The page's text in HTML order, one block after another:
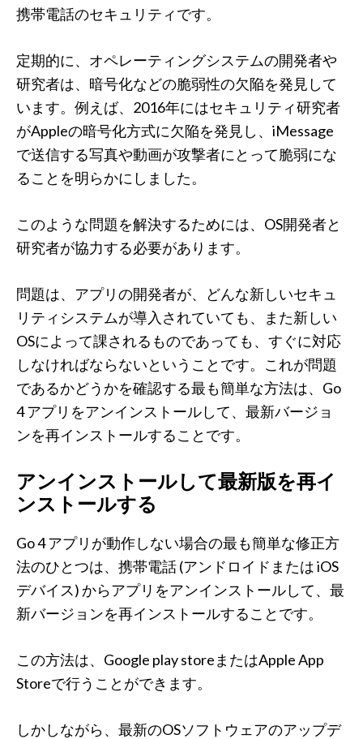
携帯電話のセキュリティです。
定期的に、オペレーティングシステムの開発者や
研究者は、暗号化などの脆弱性の欠陥を発見して
います。例えば、2016年にはセキュリティ研究者
がAppleの暗号化方式に欠陥を発見し、iMessage
で送信する写真や動画が攻撃者にとって脆弱にな
ることを明らかにしました。
このような問題を解決するためには、OS開発者と
研究者が協力する必要があります。
問題は、アプリの開発者が、どんな新しいセキュ
リティシステムが導入されていても、また新しい
OSによって課されるものであっても、すぐに対応
しなければならないということです。これが問題
であるかどうかを確認する最も簡単な方法は、Go
4 アプリをアンインストールして、最新バージョ
ンを再インストールすることです。
アンインストールして最新版を再イ
ンストールする
Go 4 アプリが動作しない場合の最も簡単な修正方
法のひとつは、携帯電話 (アンドロイドまたは iOS
デバイス) からアプリをアンインストールして、最
新バージョンを再インストールすることです。
この方法は、Google play storeまたはApple App
Storeで行うことができます。
しかしながら、最新のOSソフトウェアのアップデ